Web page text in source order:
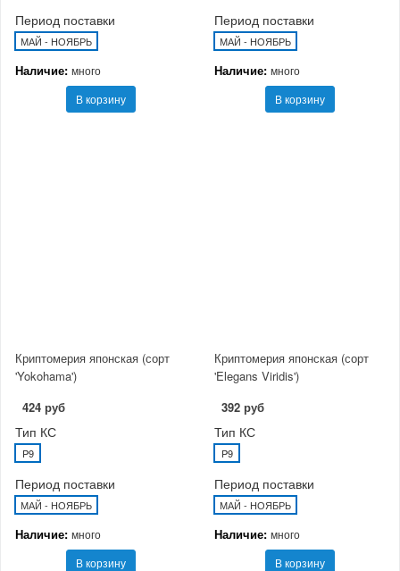
Период поставки
МАЙ - НОЯБРЬ
Наличие: много
В корзину
Период поставки
МАЙ - НОЯБРЬ
Наличие: много
В корзину
Криптомерия японская (сорт
'Yokohama')
424 руб
Тип КС
P9
Период поставки
МАЙ - НОЯБРЬ
Наличие: много
В корзину
Криптомерия японская (сорт
'Elegans Viridis')
392 руб
Тип КС
P9
Период поставки
МАЙ - НОЯБРЬ
Наличие: много
В корзину